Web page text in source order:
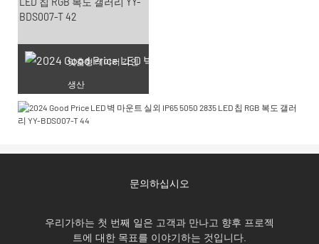
맞춤형 레이저 각인
생산
문의하십시오
우리가하는 첫 번째 일은 고객과 만나고 향후 프로젝
트에 대한 목표를 이야기하는 것입니다.